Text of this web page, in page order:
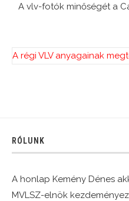
A vlv-fotók minőségét a
A régi VLV anyagainak
RÓLUNK
A honlap Kemény Dénes
MVLSZ-elnök